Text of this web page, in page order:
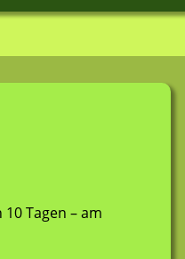
Tagen – am